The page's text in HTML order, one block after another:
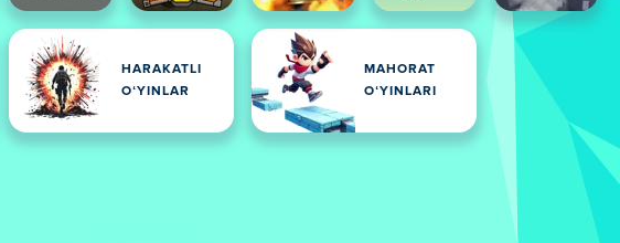
HARAKATLI
OʻYINLAR
MAHORAT
OʻYINLARI